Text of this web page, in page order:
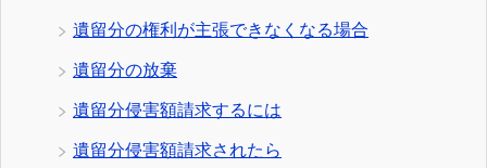
遺留分の権利が主張できなくなる場合
遺留分の放棄
遺留分侵害額請求するには
遺留分侵害額請求されたら